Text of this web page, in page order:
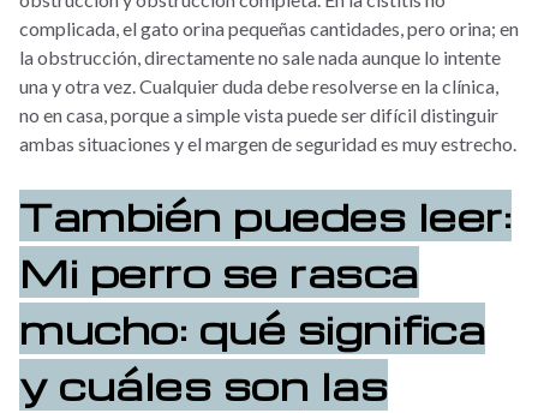
complicada, el gato orina pequeñas cantidades, pero orina; en
la obstrucción, directamente no sale nada aunque lo intente
una y otra vez. Cualquier duda debe resolverse en la clínica,
no en casa, porque a simple vista puede ser difícil distinguir
ambas situaciones y el margen de seguridad es muy estrecho.
También puedes leer:
Mi perro se rasca
mucho: qué significa
y cuáles son las